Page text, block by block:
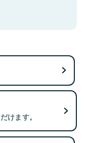
けます。